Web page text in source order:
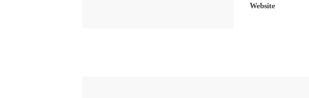
Website